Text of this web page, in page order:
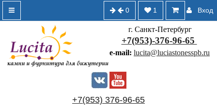
Вход
1
0
г. Санкт-Петербург
+7(953)-376-96-65
e-mail: lucita@luciastonesspb.ru
+7(953) 376-96-65